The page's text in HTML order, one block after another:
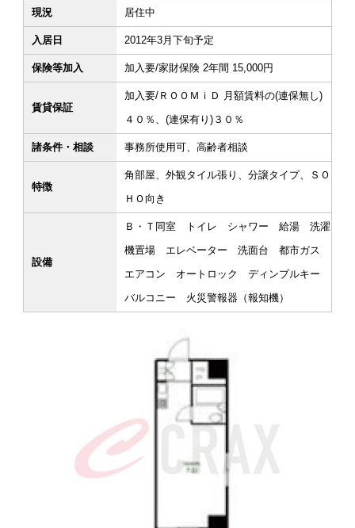
現況 居住中
入居日 2012年3月下旬予定
保険等加入 加入要/家財保険 2年間 15,000円
賃貸保証
加入要/ＲＯＯＭｉＤ 月額賃料の(連保無し)
４０％、(連保有り)３０％
諸条件・相談 事務所使用可、高齢者相談
特徴
角部屋、外観タイル張り、分譲タイプ、ＳＯ
ＨＯ向き
設備
Ｂ・Ｔ同室 トイレ シャワー 給湯 洗濯
機置場 エレベーター 洗面台 都市ガス
エアコン オートロック ディンプルキー
バルコニー 火災警報器（報知機）